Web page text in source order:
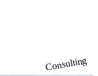
Consulting